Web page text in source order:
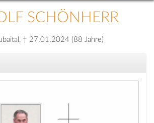
SCHÖNHERR
† 27.01.2024 (88 Jahre)